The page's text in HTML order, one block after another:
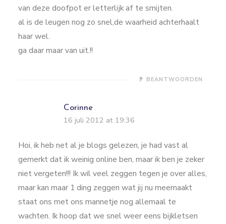
van deze doofpot er letterlijk af te smijten.
al is de leugen nog zo snel,de waarheid achterhaalt
haar wel.
ga daar maar van uit.!!
BEANTWOORDEN
Corinne
16 juli 2012 at 19:36
Hoi, ik heb net al je blogs gelezen, je had vast al
gemerkt dat ik weinig online ben, maar ik ben je zeker
niet vergeten!!! Ik wil veel zeggen tegen je over alles,
maar kan maar 1 ding zeggen wat jij nu meemaakt
staat ons met ons mannetje nog allemaal te
wachten. Ik hoop dat we snel weer eens bijkletsen